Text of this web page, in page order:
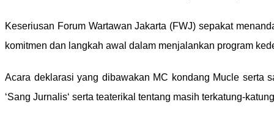
Keseriusan Forum Wartawan Jakarta (FWJ) sepakat
komitmen dan langkah awal dalam menjalankan program
Acara deklarasi yang dibawakan MC kondang Mucle serta
‘Sang Jurnalis‘ serta teaterikal tentang masih terkatung-